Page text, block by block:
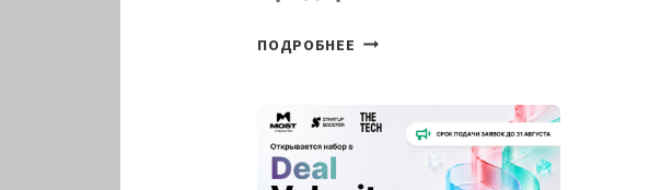
ПОДРОБНЕЕ ОТ
АЛМАТЫ: